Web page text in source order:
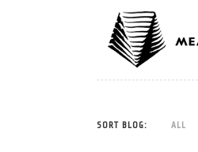
SORT BLOG: ALL